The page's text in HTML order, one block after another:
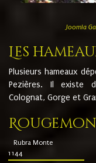
Joomla
Les
Plusieurs hameaux
Pezières. Il existe
Colognat, Gorge et
Rubra Monte
1144